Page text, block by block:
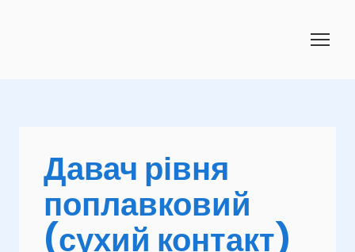
Давач рівня
поплавковий
(сухий контакт)